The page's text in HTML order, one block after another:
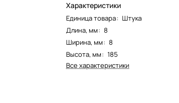
Характеристики
Единица товара: Штука
Длина, мм: 8
Ширина, мм: 8
Высота, мм: 185
Все характеристики